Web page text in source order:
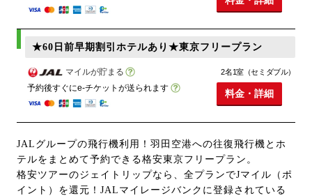
★60日前早期割引ホテルあり★東京フリープラン
マイルが貯まる
予約後すぐにe-チケットが送られます
2名1室（セミダブル）
料金・詳細
JALグループの飛行機利用！羽田空港への往復飛行機とホ
テルをまとめて予約できる格安東京フリープラン。
格安ツアーのジェイトリップなら、全プランでJマイル（ポ
イント）を還元！JALマイレージバンクに登録されている